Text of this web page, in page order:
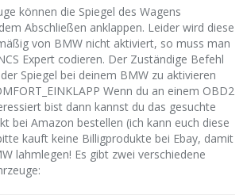
können die Spiegel des Wagens
Abschließen anklappen. Leider wird diese
von BMW nicht aktiviert, so muss man
Expert codieren. Der Zuständige Befehl
Spiegel bei deinem BMW zu aktivieren
Wenn du an einem OBD2
bist dann kannst du das gesuchte
bei Amazon bestellen (ich kann euch diese
kauft keine Billigprodukte bei Ebay, damit
lahmlegen! Es gibt zwei verschiedene